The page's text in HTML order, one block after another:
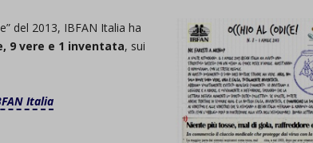
del 2013, IBFAN Italia ha
9 vere e 1 inventata, sui
Italia